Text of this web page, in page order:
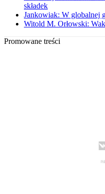
składek
Jankowiak: W globalnej
Witold M. Orłowski:
Promowane treści